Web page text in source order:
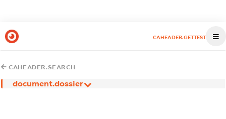
CAHEADER.GETTEST
CAHEADER.SEARCH
document.dossier